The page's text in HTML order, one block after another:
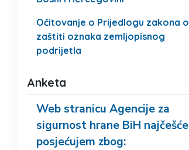
Očitovanje o Prijedlogu zakona o
zaštiti oznaka zemljopisnog
podrijetla
Anketa
Web stranicu Agencije za
sigurnost hrane BiH najčešće
posjećujem zbog: